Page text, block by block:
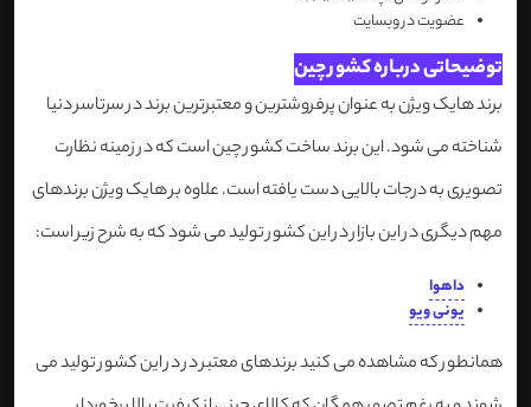
عضویت در وبسایت
توضیحاتی درباره کشور چین
برند هایک ویژن به عنوان پرفروشترین و معتبرترین برند در سرتاسر دنیا
شناخته می شود. این برند ساخت کشور چین است که در زمینه نظارت
تصویری به درجات بالایی دست یافته است. علاوه بر هایک ویژن برندهای
مهم دیگری در این بازار در این کشور تولید می شود که به شرح زیر است:
داهوا
یونی ویو
همانطور که مشاهده می کنید برندهای معتبر در در این کشور تولید می